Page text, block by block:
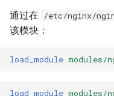
consul
cookie
core
RHEL、CentOS、Rocky
和 AlmaLinux 上安装
通过在 /etc/nginx/
该模块：
load_module modules/
load_module modules/